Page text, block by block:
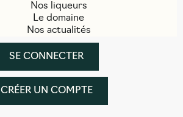
Nos liqueurs
Le domaine
Nos actualités
SE CONNECTER
CRÉER UN COMPTE